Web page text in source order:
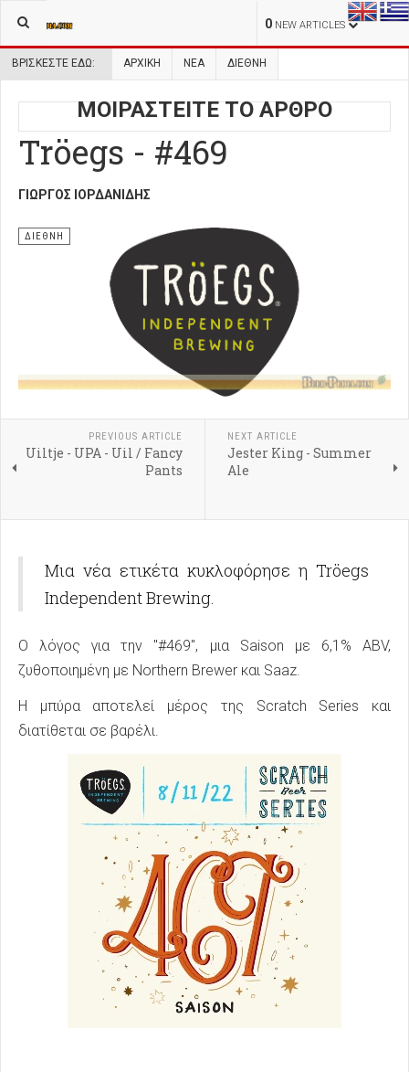
0 NEW ARTICLES
ΒΡΊΣΚΕΣΤΕ ΕΔΏ: ΑΡΧΙΚΉ ΝΕΑ ΔΙΕΘΝΗ
ΜΟΙΡΑΣΤΕΙΤΕ ΤΟ ΑΡΘΡΟ
Tröegs - #469
ΓΙΏΡΓΟΣ ΙΟΡΔΑΝΊΔΗΣ
ΔΙΕΘΝΗ
PREVIOUS ARTICLE
Uiltje - UPA - Uil / Fancy
Pants
NEXT ARTICLE
Jester King - Summer
Ale
Μια νέα ετικέτα κυκλοφόρησε η Tröegs
Independent Brewing.
Ο λόγος για την "#469", μια Saison με 6,1% ABV,
ζυθοποιημένη με Northern Brewer και Saaz.
Η μπύρα αποτελεί μέρος της Scratch Series και
διατίθεται σε βαρέλι.